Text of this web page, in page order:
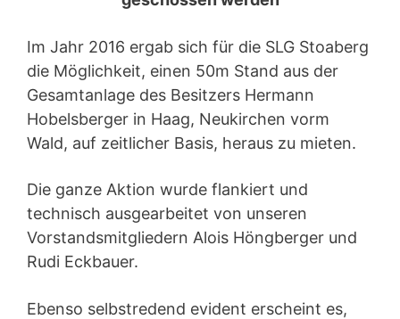
Im Jahr 2016 ergab sich für die SLG Stoaberg
die Möglichkeit, einen 50m Stand aus der
Gesamtanlage des Besitzers Hermann
Hobelsberger in Haag, Neukirchen vorm
Wald, auf zeitlicher Basis, heraus zu mieten.
Die ganze Aktion wurde flankiert und
technisch ausgearbeitet von unseren
Vorstandsmitgliedern Alois Höngberger und
Rudi Eckbauer.
Ebenso selbstredend evident erscheint es,